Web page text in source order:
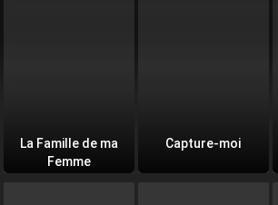
La Famille de ma
Femme
Capture-moi